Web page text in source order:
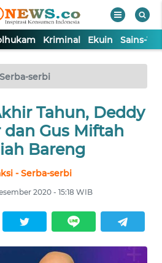
Kriminal Ekuin Sains-
Serba-serbi
Tahun, Deddy
dan Gus Miftah
Bareng
- Serba-serbi
2020 - 15:18 WIB